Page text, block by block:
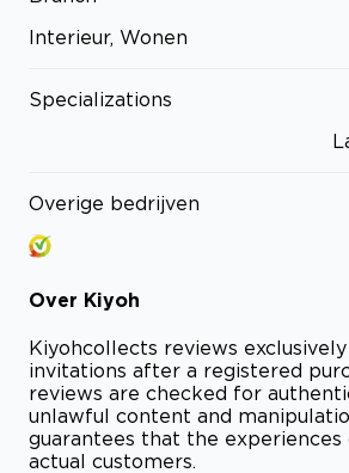
Interieur, Wonen
Specializations
Overige bedrijven
Over Kiyoh
Kiyohcollects reviews
invitations after a registered
reviews are checked for
unlawful content and
guarantees that the
actual customers.